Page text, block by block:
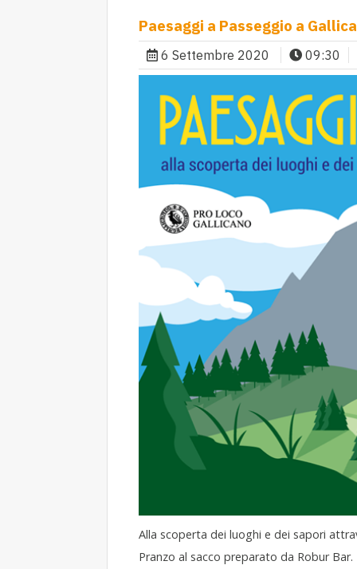
Paesaggi a Passeggio a
6 Settembre 2020 09:30
Alla scoperta dei luoghi e dei sapori
Pranzo al sacco preparato da Robur Bar.